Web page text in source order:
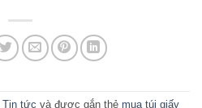
Tin tức và được gắn thẻ mua túi giấy